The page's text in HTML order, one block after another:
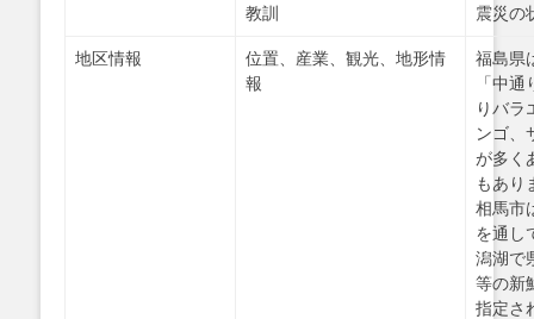
教訓 震災の
地区情報
位置、産業、観光、地形情
報
福島県
「中
りバラ
ンゴ、
が多く
もあり
相馬市
を通し
潟湖で
等の新
指定さ